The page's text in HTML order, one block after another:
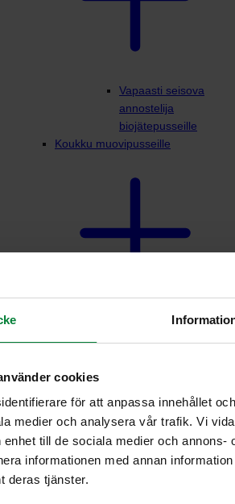
cookies
för att anpassa innehållet
medier och analysera vår trafik. Vi
enhet till de sociala medier och
informationen med annan
deras tjänster.
Vapaasti seisova
annostelija
biojätepusseille
Koukku muovipusseille